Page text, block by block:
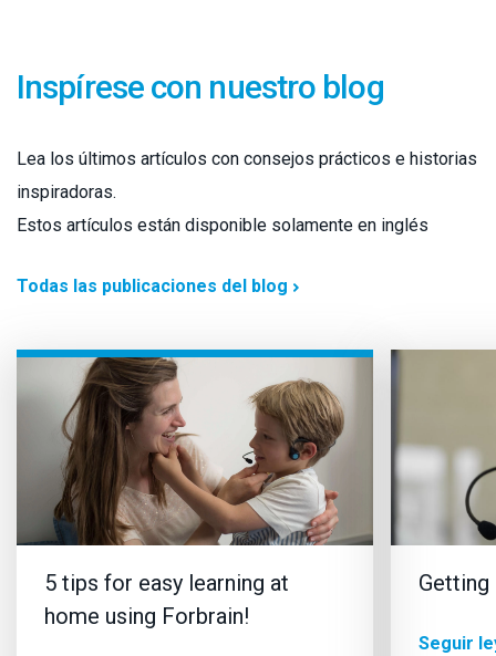
Inspírese con nuestro blog
Lea los últimos artículos con consejos prácticos e historias
inspiradoras.
Estos artículos están disponible solamente en inglés
Todas las publicaciones del blog
5 tips for easy learning at
home using Forbrain!
Seguir